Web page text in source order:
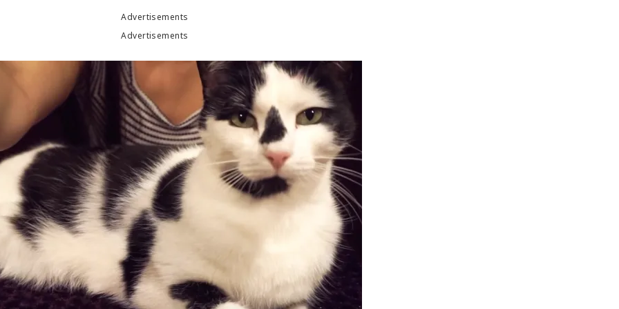
Advertisements
Advertisements